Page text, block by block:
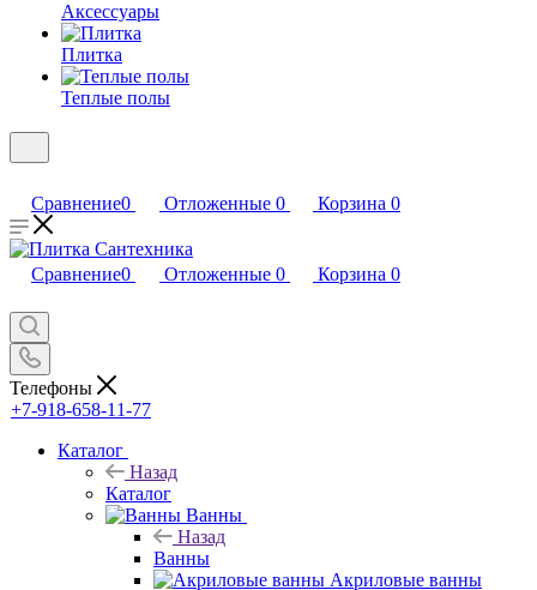
Аксессуары
Плитка
Теплые полы
Сравнение0 Отложенные 0 Корзина 0
Сравнение0 Отложенные 0 Корзина 0
Телефоны
+7-918-658-11-77
Каталог
Назад
Каталог
Ванны
Назад
Ванны
Акриловые ванны